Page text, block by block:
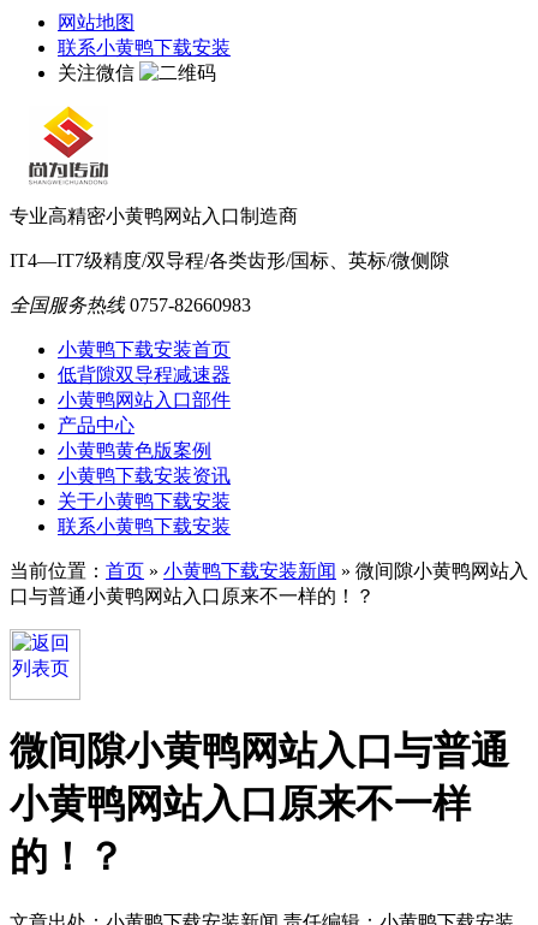
网站地图
联系小黄鸭下载安装
关注微信
专业高精密小黄鸭网站入口制造商
IT4—IT7级精度/双导程/各类齿形/国标、英标/微侧隙
全国服务热线 0757-82660983
小黄鸭下载安装首页
低背隙双导程减速器
小黄鸭网站入口部件
产品中心
小黄鸭黄色版案例
小黄鸭下载安装资讯
关于小黄鸭下载安装
联系小黄鸭下载安装
当前位置： 首页 » 小黄鸭下载安装新闻 » 微间隙小黄鸭网站入
口与普通小黄鸭网站入口原来不一样的！？
微间隙小黄鸭网站入口与普通
小黄鸭网站入口原来不一样
的！？